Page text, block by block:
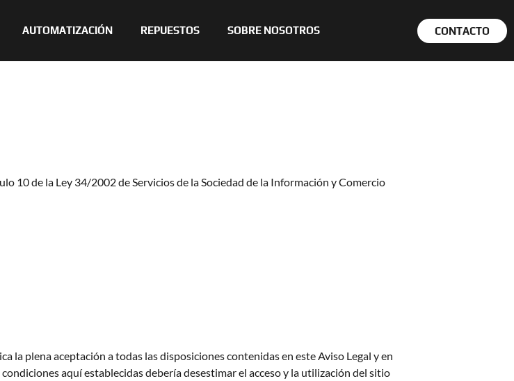
AUTOMATIZACIÓN REPUESTOS SOBRE NOSOTROS CONTACTO
10 de la Ley 34/2002 de Servicios de la Sociedad de la Información y Comercio
la plena aceptación a todas las disposiciones contenidas en este Aviso Legal y en
aquí establecidas debería desestimar el acceso y la utilización del sitio